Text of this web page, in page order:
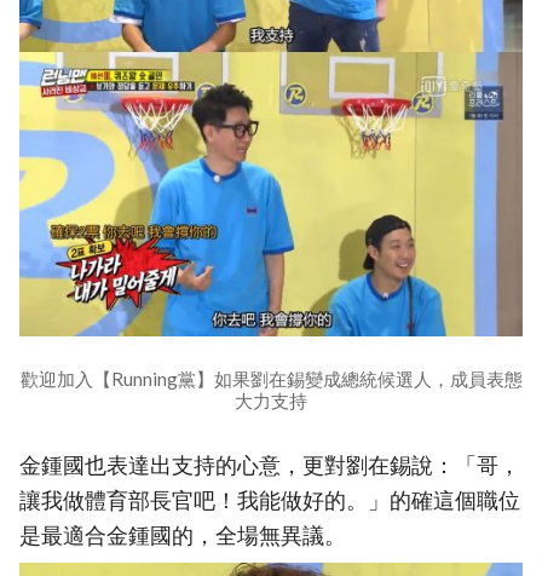
歡迎加入【Running黨】如果劉在錫變成總統候選人，成員表態
大力支持
金鍾國也表達出支持的心意，更對劉在錫說：「哥，
讓我做體育部長官吧！我能做好的。」的確這個職位
是最適合金鍾國的，全場無異議。